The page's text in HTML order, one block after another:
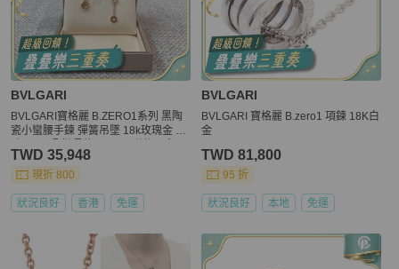
BVLGARI
BVLGARI寶格麗 B.ZERO1系列 黑陶
瓷小蠻腰手鍊 彈簧吊墜 18k玫瑰金 尺
墊板
TWD 35,948
現折 800
狀況良好 香港 免運
BVLGARI
BVLGARI 寶格麗 B.zero1 項鍊 18K白
金
TWD 81,800
95 折
狀況良好 本地 免運